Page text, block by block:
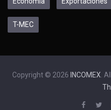
T-MEC
Copyright © 2026 INCOMEX .